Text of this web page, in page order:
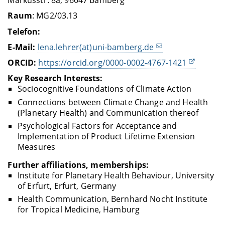
Raum: MG2/03.13
Telefon:
E-Mail: lena.lehrer(at)uni-bamberg.de
ORCID: https://orcid.org/0000-0002-4767-1421
Key Research Interests:
Sociocognitive Foundations of Climate Action
Connections between Climate Change and Health
(Planetary Health) and Communication thereof
Psychological Factors for Acceptance and
Implementation of Product Lifetime Extension
Measures
Further affiliations, memberships:
Institute for Planetary Health Behaviour, University
of Erfurt, Erfurt, Germany
Health Communication, Bernhard Nocht Institute
for Tropical Medicine, Hamburg